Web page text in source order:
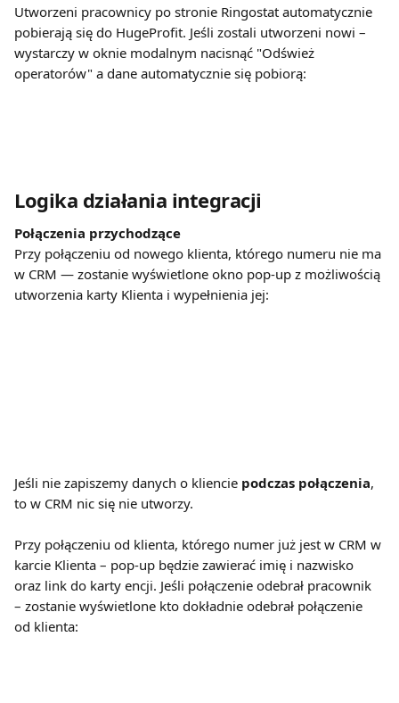
Utworzeni pracownicy po stronie Ringostat automatycznie
pobierają się do HugeProfit. Jeśli zostali utworzeni nowi –
wystarczy w oknie modalnym nacisnąć "Odśwież
operatorów" a dane automatycznie się pobiorą:
Logika działania integracji
Połączenia przychodzące
Przy połączeniu od nowego klienta, którego numeru nie ma
w CRM — zostanie wyświetlone okno pop-up z możliwością
utworzenia karty Klienta i wypełnienia jej:
Jeśli nie zapiszemy danych o kliencie podczas połączenia,
to w CRM nic się nie utworzy.
Przy połączeniu od klienta, którego numer już jest w CRM w
karcie Klienta – pop-up będzie zawierać imię i nazwisko
oraz link do karty encji. Jeśli połączenie odebrał pracownik
– zostanie wyświetlone kto dokładnie odebrał połączenie
od klienta: